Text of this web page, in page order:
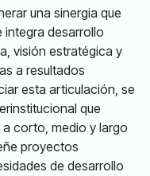
una sinergia que
integra desarrollo
visión estratégica y
a resultados
esta articulación, se
que
corto, medio y largo
proyectos
de desarrollo